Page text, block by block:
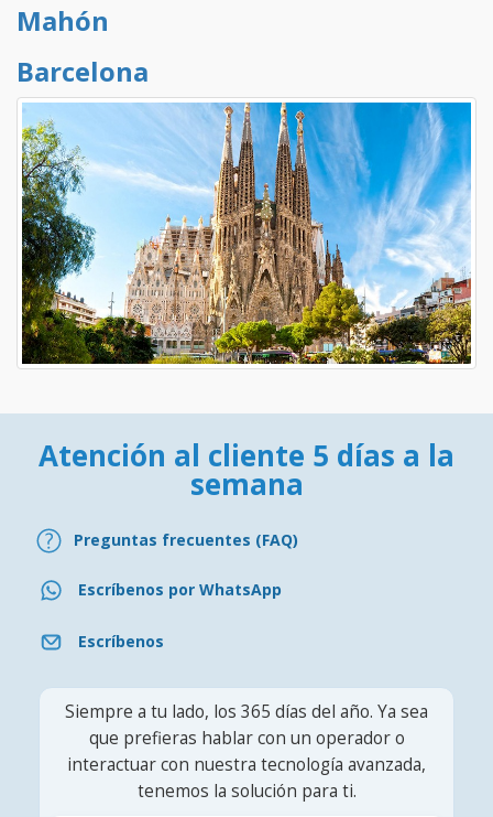
Mahón
Barcelona
Atención al cliente 5 días a la
semana
Preguntas frecuentes (FAQ)
Escríbenos por WhatsApp
Escríbenos
Siempre a tu lado, los 365 días del año. Ya sea
que prefieras hablar con un operador o
interactuar con nuestra tecnología avanzada,
tenemos la solución para ti.